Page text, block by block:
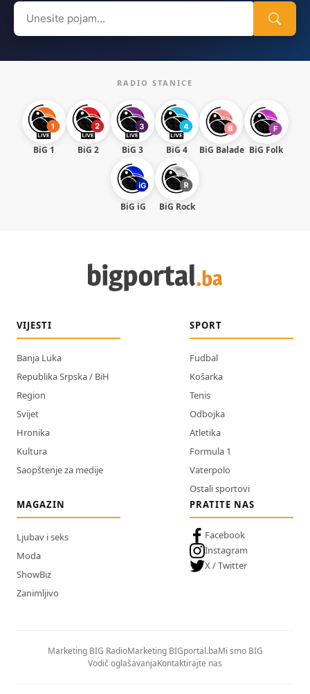
Search
for:
RADIO STANICE
BiG 1 BiG 2 BiG 3 BiG 4 BiG Balade BiG Folk
BiG iG BiG Rock
VIJESTI
Banja Luka
Republika Srpska / BiH
Region
Svijet
Hronika
Kultura
Saopštenje za medije
SPORT
Fudbal
Košarka
Tenis
Odbojka
Atletika
Formula 1
Vaterpolo
Ostali sportovi
MAGAZIN
Ljubav i seks
Moda
ShowBiz
Zanimljivo
PRATITE NAS
Facebook
Instagram
X / Twitter
Marketing BIG RadioMarketing BIGportal.baMi smo BIG
Vodič oglašavanjaKontaktirajte nas